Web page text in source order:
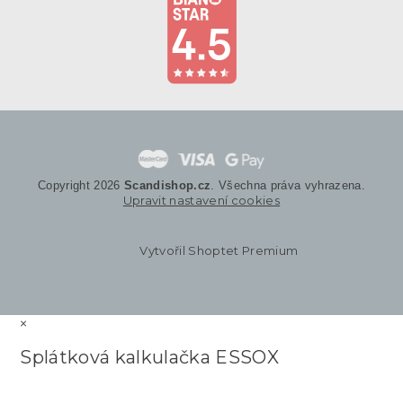
Vytvořil Shoptet Premium
Copyright 2026 Scandishop.cz . Všechna práva vyhrazena.
Upravit nastavení cookies
×
Splátková kalkulačka ESSOX